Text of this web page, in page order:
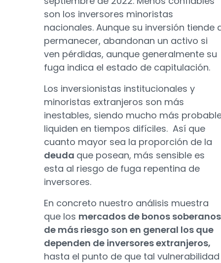
son los inversores minoristas
nacionales. Aunque su inversión tiende
permanecer, abandonan un activo si
ven pérdidas, aunque generalmente su
fuga indica el estado de capitulación.
Los inversionistas institucionales y
minoristas extranjeros son más
inestables, siendo mucho más
liquiden en tiempos difíciles. Así que
cuanto mayor sea la proporción de la
deuda que posean, más sensible es
esta al riesgo de fuga repentina de
inversores.
En concreto nuestro análisis muestra
que los mercados de bonos soberanos
de más riesgo son en general los que
dependen de inversores extranjeros,
hasta el punto de que tal vulnerabilidad